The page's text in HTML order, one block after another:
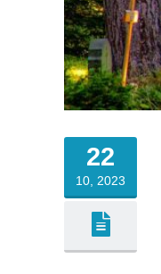
22
10, 2023